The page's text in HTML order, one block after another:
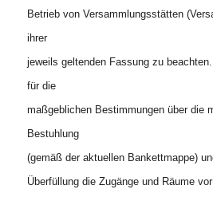
Betrieb von Versammlungsstätten
ihrer
jeweils geltenden Fassung zu
für die
maßgeblichen Bestimmungen über die
Bestuhlung
(gemäß der aktuellen Bankettmappe)
Überfüllung die Zugänge und Räume